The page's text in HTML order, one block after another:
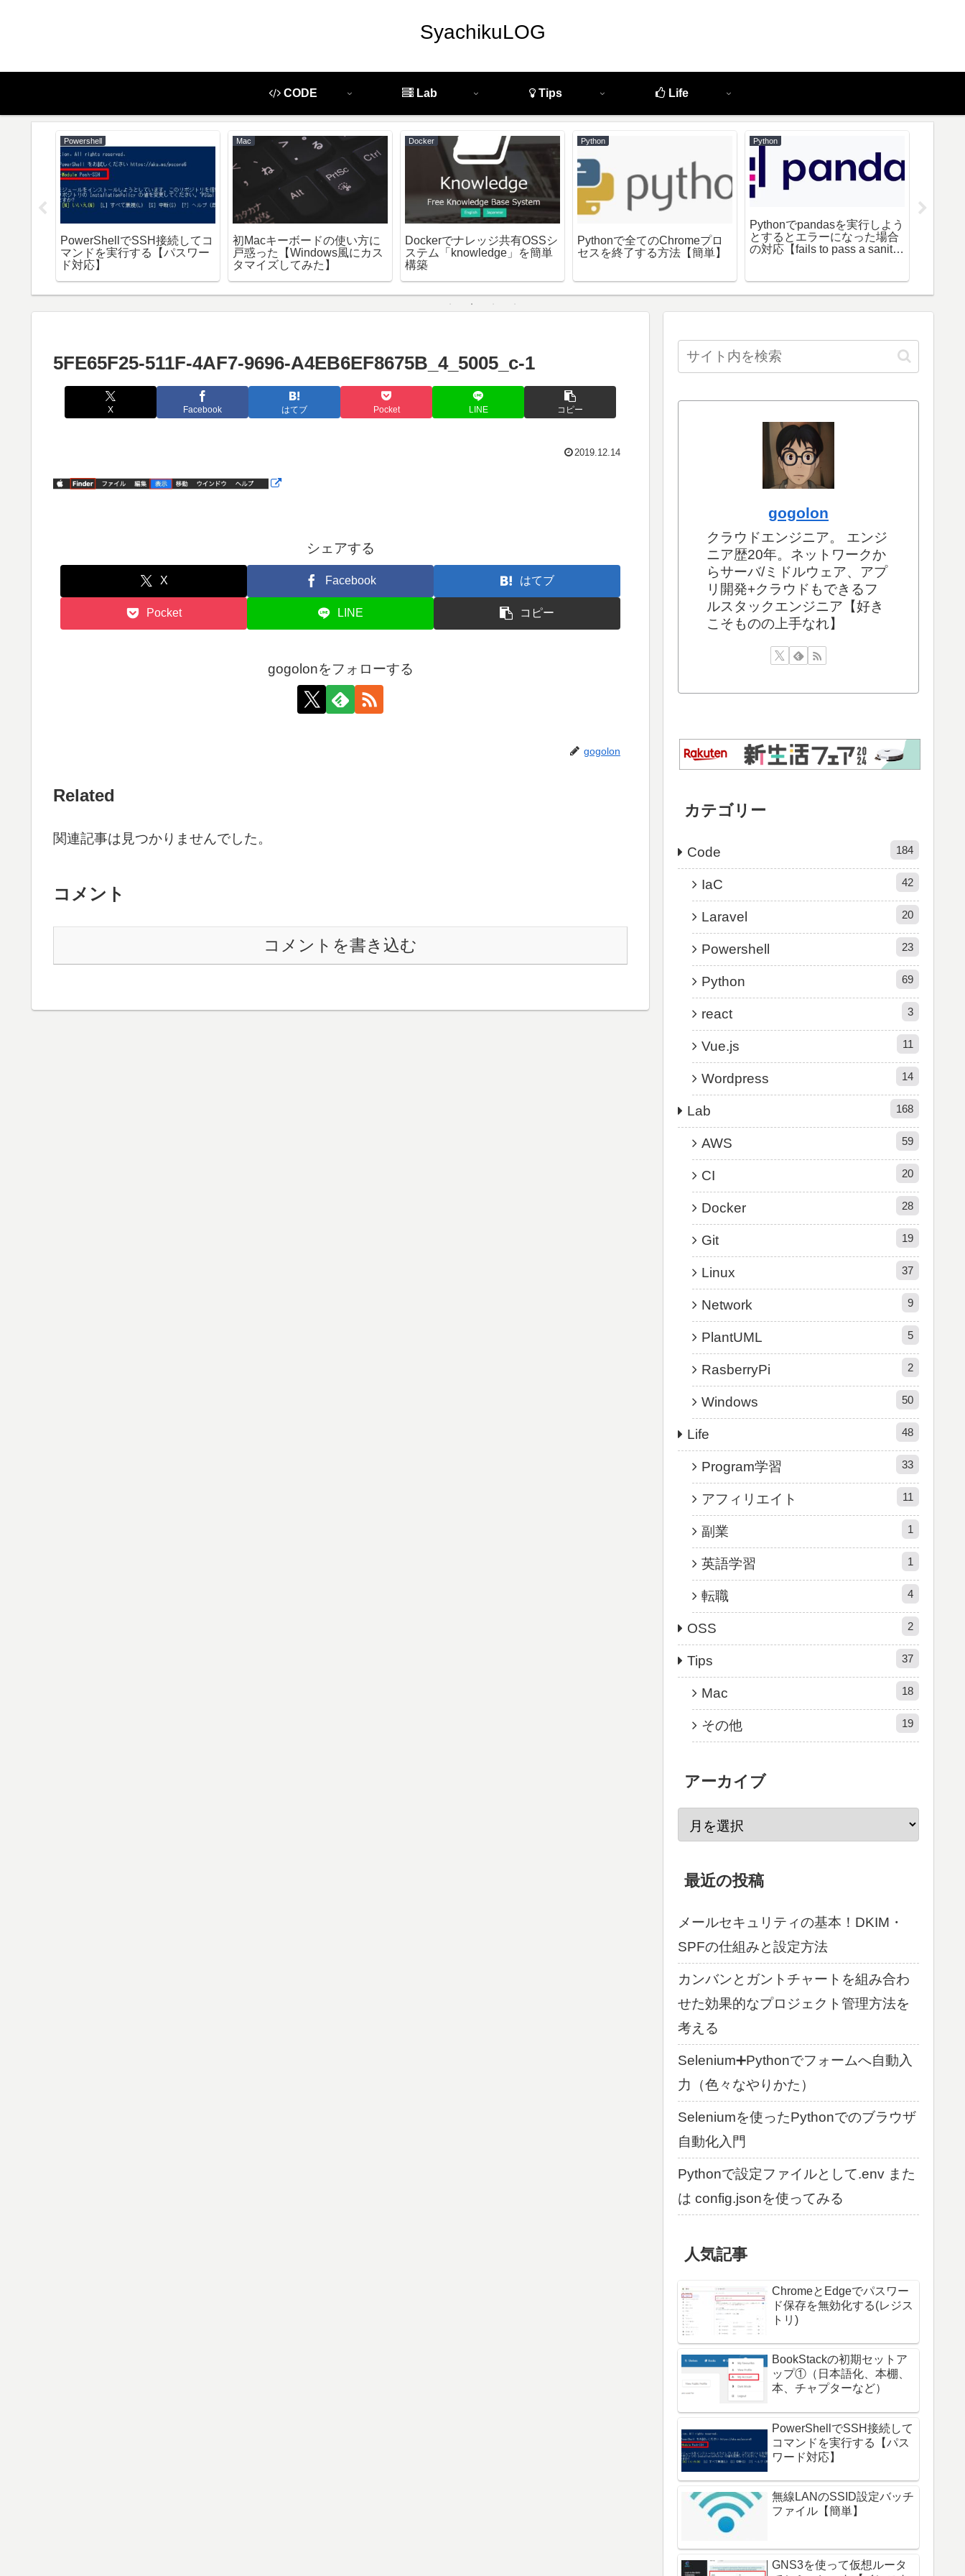
SyachikuLOG
CODE Lab Tips Life
Powershell
PowerShellでSSH接続してコ
マンドを実行する【パスワー
ド対応】
Mac
初Macキーボードの使い方に
戸惑った【Windows風にカス
タマイズしてみた】
Docker
Dockerでナレッジ共有OSSシ
ステム「knowledge」を簡単
構築
Python
Pythonで全てのChromeプロ
セスを終了する方法【簡単】
Python
Pythonでpandasを実行しよう
とするとエラーになった場合
の対応【fails to pass a sanity
5FE65F25-511F-4AF7-9696-A4EB6EF8675B_4_5005_c-1
X Facebook はてブ Pocket LINE コピー
2019.12.14
シェアする
X Facebook はてブ
Pocket LINE コピー
gogolonをフォローする
gogolon
Related
関連記事は見つかりませんでした。
コメント
コメントを書き込む
gogolon
クラウドエンジニア。 エンジ
ニア歴20年。ネットワークか
らサーバ/ミドルウェア、アプ
リ開発+クラウドもできるフ
ルスタックエンジニア【好き
こそものの上手なれ】
カテゴリー
Code 184
IaC 42
Laravel 20
Powershell 23
Python 69
react 3
Vue.js 11
Wordpress 14
Lab 168
AWS 59
CI 20
Docker 28
Git 19
Linux 37
Network 9
PlantUML 5
RasberryPi 2
Windows 50
Life 48
Program学習 33
アフィリエイト 11
副業 1
英語学習 1
転職 4
OSS 2
Tips 37
Mac 18
その他 19
アーカイブ
最近の投稿
メールセキュリティの基本！DKIM・
SPFの仕組みと設定方法
カンバンとガントチャートを組み合わ
せた効果的なプロジェクト管理方法を
考える
Selenium➕Pythonでフォームへ自動入
力（色々なやりかた）
Seleniumを使ったPythonでのブラウザ
自動化入門
Pythonで設定ファイルとして.env また
は config.jsonを使ってみる
人気記事
ChromeとEdgeでパスワー
ド保存を無効化する(レジス
トリ)
BookStackの初期セットア
ップ①（日本語化、本棚、
本、チャプターなど）
PowerShellでSSH接続して
コマンドを実行する【パス
ワード対応】
無線LANのSSID設定バッチ
ファイル【簡単】
GNS3を使って仮想ルータ